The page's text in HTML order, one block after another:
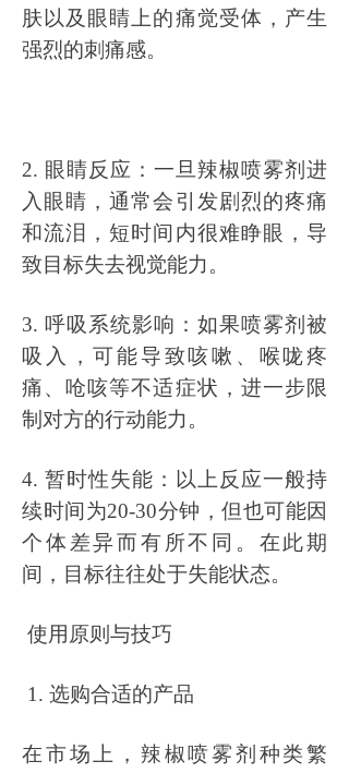
肤以及眼睛上的痛觉受体，产生
强烈的刺痛感。
2. 眼睛反应：一旦辣椒喷雾剂进
入眼睛，通常会引发剧烈的疼痛
和流泪，短时间内很难睁眼，导
致目标失去视觉能力。
3. 呼吸系统影响：如果喷雾剂被
吸入，可能导致咳嗽、喉咙疼
痛、呛咳等不适症状，进一步限
制对方的行动能力。
4. 暂时性失能：以上反应一般持
续时间为20-30分钟，但也可能因
个体差异而有所不同。在此期
间，目标往往处于失能状态。
使用原则与技巧
1. 选购合适的产品
在市场上，辣椒喷雾剂种类繁